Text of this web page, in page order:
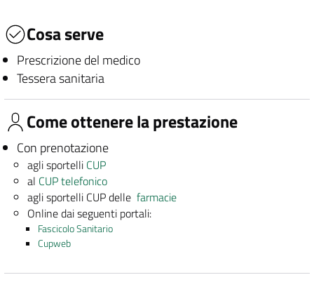
Cosa serve
Prescrizione del medico
Tessera sanitaria
Come ottenere la prestazione
Con prenotazione
agli sportelli CUP
al CUP telefonico
agli sportelli CUP dellefarmacie
Online dai seguenti portali:
Fascicolo Sanitario
Cupweb